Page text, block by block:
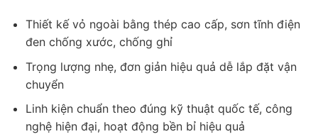
Thiết kế vỏ ngoài bằng thép cao cấp, sơn tĩnh điện
đen chống xước, chống ghỉ
Trọng lượng nhẹ, đơn giản hiệu quả dễ lắp đặt vận
chuyển
Linh kiện chuẩn theo đúng kỹ thuật quốc tế, công
nghệ hiện đại, hoạt động bền bỉ hiệu quả